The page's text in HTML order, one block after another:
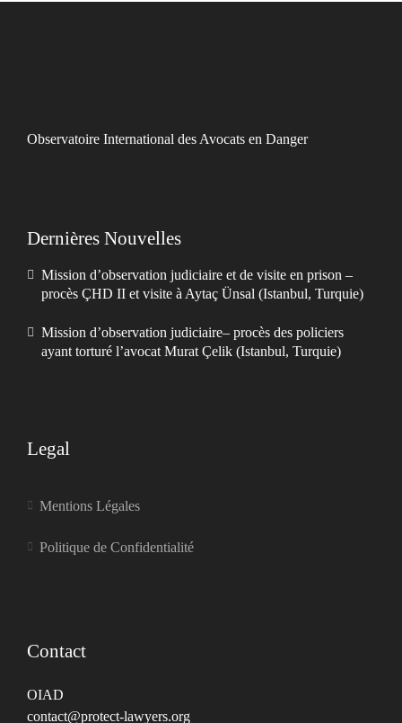
Observatoire International des Avocats en Danger
Dernières Nouvelles
Mission d’observation judiciaire et de visite en prison –
procès ÇHD II et visite à Aytaç Ünsal (Istanbul, Turquie)
Mission d’observation judiciaire– procès des policiers
ayant torturé l’avocat Murat Çelik (Istanbul, Turquie)
Legal
Mentions Légales
Politique de Confidentialité
Contact
OIAD
contact@protect-lawyers.org